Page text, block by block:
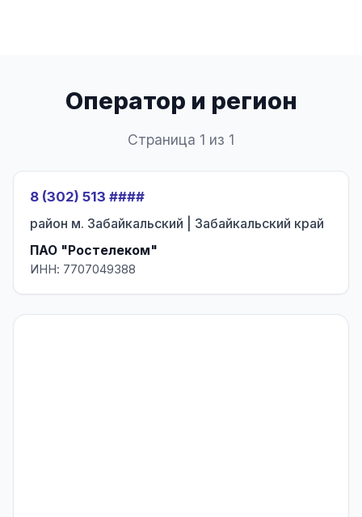
Оператор и регион
Страница 1 из 1
8 (302) 513 ####
район м. Забайкальский | Забайкальский край
ПАО "Ростелеком"
ИНН: 7707049388